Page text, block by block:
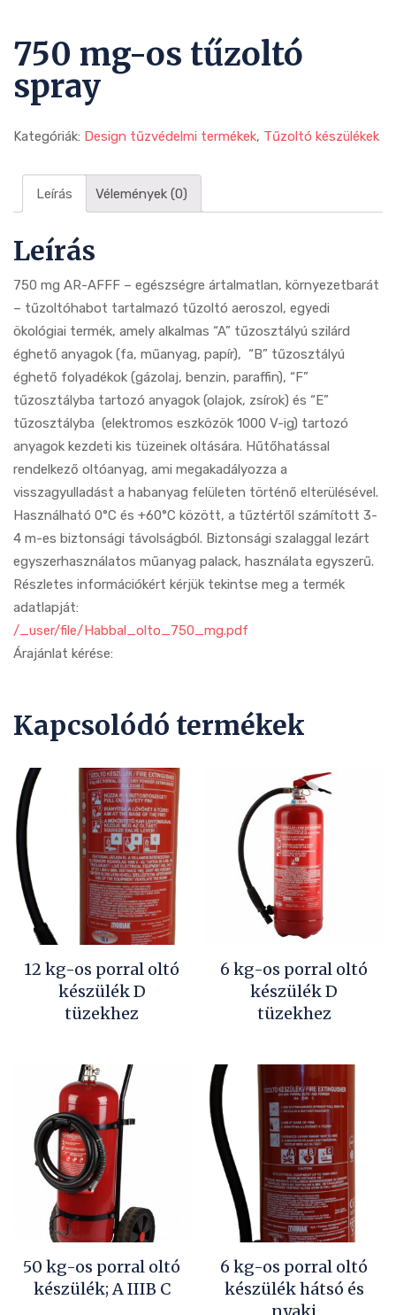
750 mg-os tűzoltó
spray
Kategóriák: Design tűzvédelmi termékek, Tűzoltó készülékek
Leírás Vélemények (0)
Leírás
750 mg AR-AFFF – egészségre ártalmatlan, környezetbarát
– tűzoltóhabot tartalmazó tűzoltó aeroszol, egyedi
ökológiai termék, amely alkalmas “A” tűzosztályú szilárd
éghető anyagok (fa, műanyag, papír), “B” tűzosztályú
éghető folyadékok (gázolaj, benzin, paraffin), “F”
tűzosztályba tartozó anyagok (olajok, zsírok) és “E”
tűzosztályba (elektromos eszközök 1000 V-ig) tartozó
anyagok kezdeti kis tüzeinek oltására. Hűtőhatással
rendelkező oltóanyag, ami megakadályozza a
visszagyulladást a habanyag felületen történő elterülésével.
Használható 0°C és +60°C között, a tűztértől számított 3-
4 m-es biztonsági távolságból. Biztonsági szalaggal lezárt
egyszerhasználatos műanyag palack, használata egyszerű.
Részletes információkért kérjük tekintse meg a termék
adatlapját:
/_user/file/Habbal_olto_750_mg.pdf
Árajánlat kérése:
Kapcsolódó termékek
12 kg-os porral oltó
készülék D
tüzekhez
6 kg-os porral oltó
készülék D
tüzekhez
50 kg-os porral oltó
készülék; A IIIB C
6 kg-os porral oltó
készülék hátsó és
nyaki